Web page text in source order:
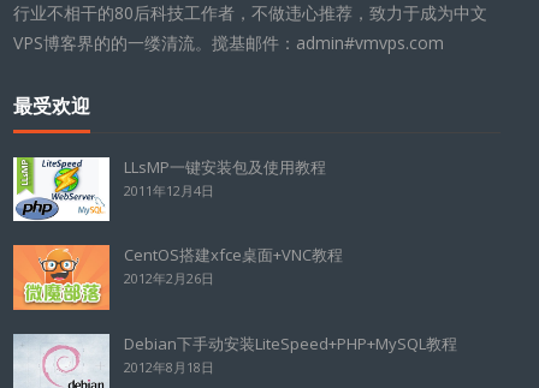
行业不相干的80后科技工作者，不做违心推荐，致力于成为中文
VPS博客界的的一缕清流。搅基邮件：admin#vmvps.com
最受欢迎
LLsMP一键安装包及使用教程
2011年12月4日
CentOS搭建xfce桌面+VNC教程
2012年2月26日
Debian下手动安装LiteSpeed+PHP+MySQL教程
2012年8月18日